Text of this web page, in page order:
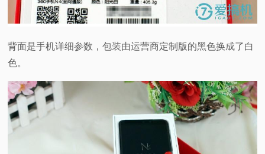
背面是手机详细参数，包装由运营商定制版的黑色换成了白
色。